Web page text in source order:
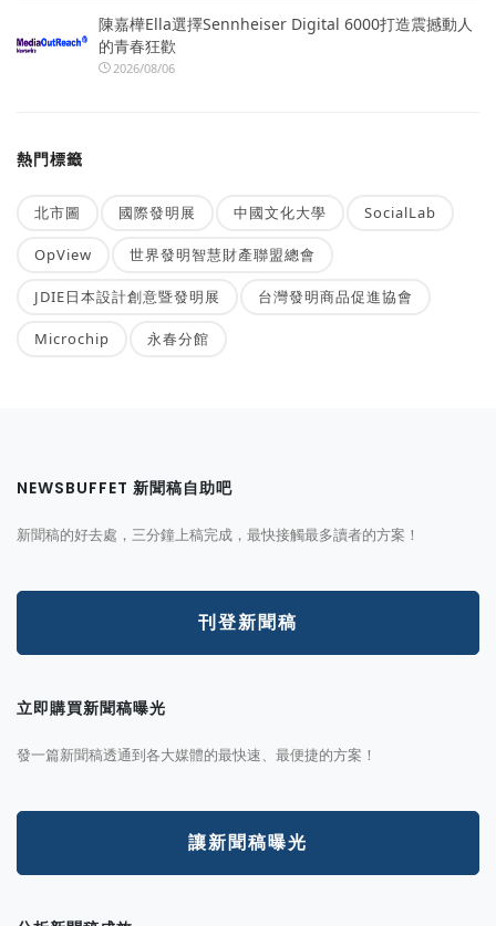
陳嘉樺Ella選擇Sennheiser Digital 6000打造震撼動人
的青春狂歡
2026/08/06
熱門標籤
北市圖 國際發明展 中國文化大學 SocialLab
OpView 世界發明智慧財產聯盟總會
JDIE日本設計創意暨發明展 台灣發明商品促進協會
Microchip 永春分館
NEWSBUFFET 新聞稿自助吧
新聞稿的好去處，三分鐘上稿完成，最快接觸最多讀者的方案！
刊登新聞稿
立即購買新聞稿曝光
發一篇新聞稿透通到各大媒體的最快速、最便捷的方案！
讓新聞稿曝光